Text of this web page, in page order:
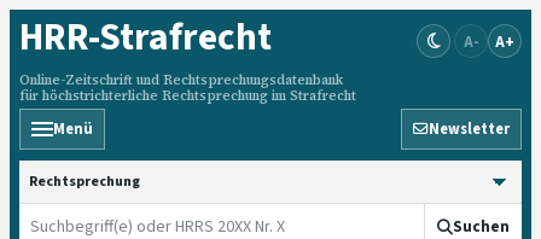
HRR-Strafrecht
Online-Zeitschrift und Rechtsprechungsdatenbank
für höchstrichterliche Rechtsprechung im Strafrecht
A- A+
Menü Newsletter
HRRS durchsuchen
Suchen